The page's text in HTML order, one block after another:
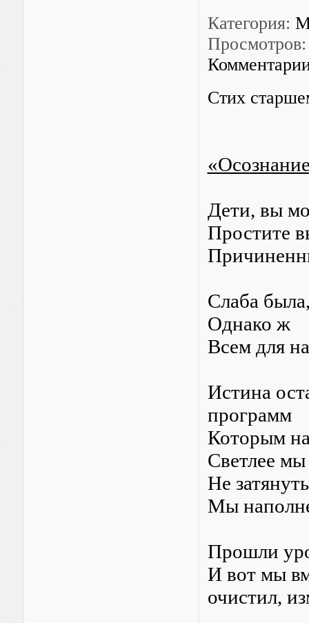
Категория:
Просмотров:
Стих
Дети, вы
Простите
Слаба
Однако ж
Всем для
Истина
программ
Которым
Светлее
Не
Мы
Прошли
И вот мы
очистил,